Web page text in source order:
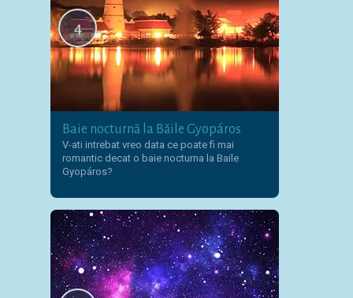
4
Baie nocturnă la Băile Gyopáros
V-ati intrebat vreo data ce poate fi mai
romantic decat o baie nocturna la Baile
Gyopáros?